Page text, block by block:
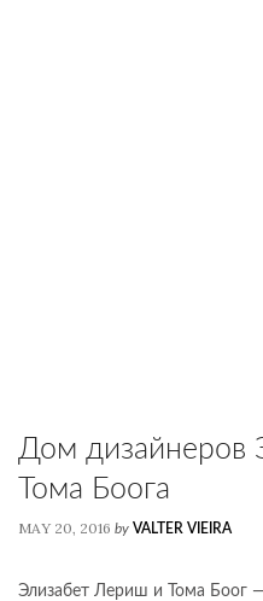
Дом дизайнеров
Тома Боога
MAY 20, 2016 by VALTER VIEIRA
Элизабет Лериш и Тома Боог